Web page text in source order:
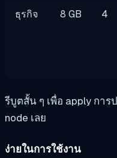
ธุรกิจ 8 GB 4
รีบูตสั้น ๆ เพื่อ apply กา
node เลย
ง่ายในการใช้งาน